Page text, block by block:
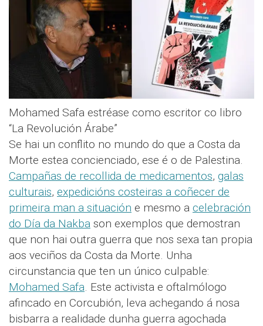
Mohamed Safa estréase como escritor co libro
“La Revolución Árabe”
Se hai un conflito no mundo do que a Costa da
Morte estea concienciado, ese é o de Palestina.
Campañas de recollida de medicamentos, galas
culturais, expedicións costeiras a coñecer de
primeira man a situación e mesmo a celebración
do Día da Nakba son exemplos que demostran
que non hai outra guerra que nos sexa tan propia
aos veciños da Costa da Morte. Unha
circunstancia que ten un único culpable:
Mohamed Safa. Este activista e oftalmólogo
afincado en Corcubión, leva achegando á nosa
bisbarra a realidade dunha guerra agochada